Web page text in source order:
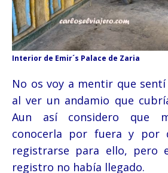
Interior de Emir´s Palace de Zaria
No os voy a mentir que
al ver un andamio que
Aun así considero que
conocerla por fuera y por
registrarse para ello, pero
registro no había llegado.